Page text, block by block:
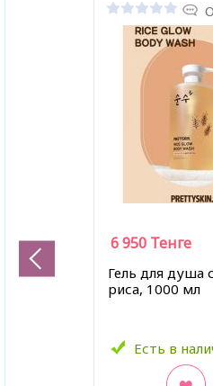
Гель для душа
риса, 1000 мл
Есть в
6 950 Тенге